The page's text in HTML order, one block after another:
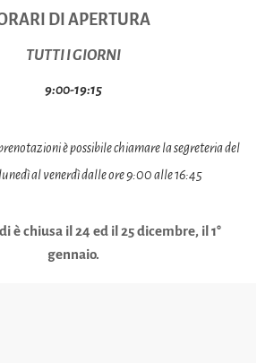
DI APERTURA
TUTTI I GIORNI
9:00-19:15
è possibile chiamare la segreteria del
al venerdì dalle ore 9:00 alle 16:45
è chiusa il 24 ed il 25 dicembre, il 1°
gennaio.